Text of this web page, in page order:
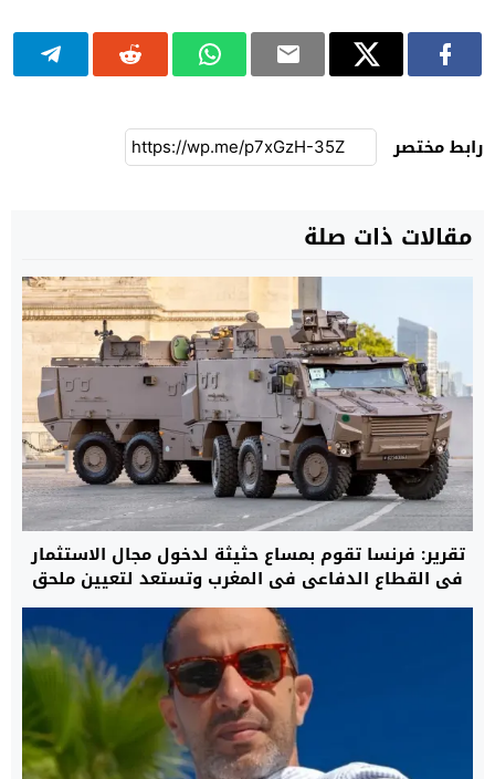
رابط مختصر
مقالات ذات صلة
تقرير: فرنسا تقوم بمساع حثيثة لدخول مجال الاستثمار
في القطاع الدفاعي في المغرب وتستعد لتعيين ملحق
خاص بالمعدات العسكرية في سفارتها بالرباط